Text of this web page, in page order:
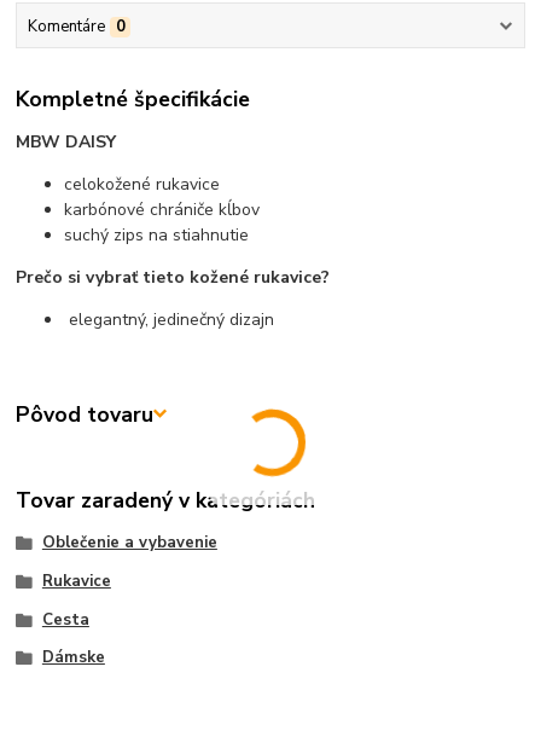
Komentáre 0
Kompletné špecifikácie
MBW DAISY
celokožené rukavice
karbónové chrániče kĺbov
suchý zips na stiahnutie
Prečo si vybrať tieto kožené rukavice?
elegantný, jedinečný dizajn
Pôvod tovaru
Tovar zaradený v kategóriách
Oblečenie a vybavenie
Rukavice
Cesta
Dámske